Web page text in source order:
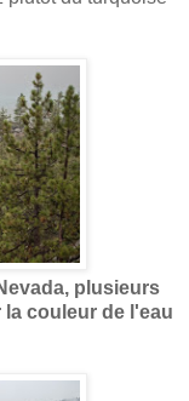
plusieurs
couleur de l'eau